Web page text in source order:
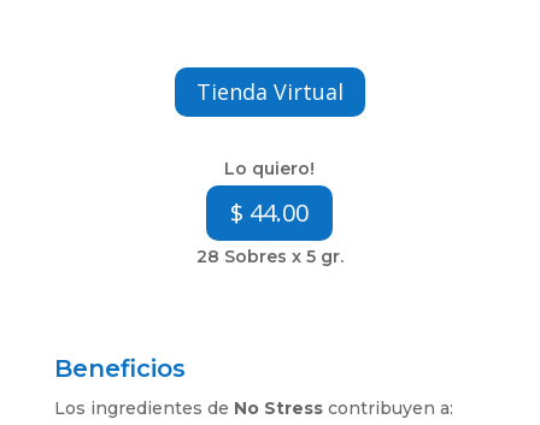
Tienda Virtual
Lo quiero!
$ 44.00
28 Sobres x 5 gr.
Beneficios
Los ingredientes de No Stresscontribuyen a: